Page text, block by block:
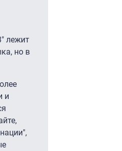
лежит
но в
и